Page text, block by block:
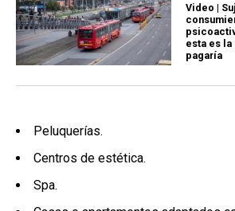
Video |
esta es
pagaría
Peluquerías.
Centros de estética.
Spa.